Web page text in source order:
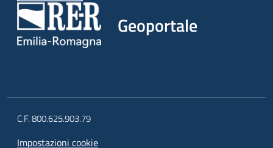
Geoportale
C.F. 800.625.903.79
Impostazioni cookie